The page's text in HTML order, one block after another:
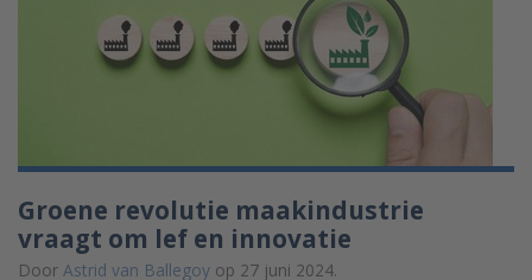
Groene revolutie maakindustrie
vraagt om lef en innovatie
Door Astrid van Ballegoy op 27 juni 2024.